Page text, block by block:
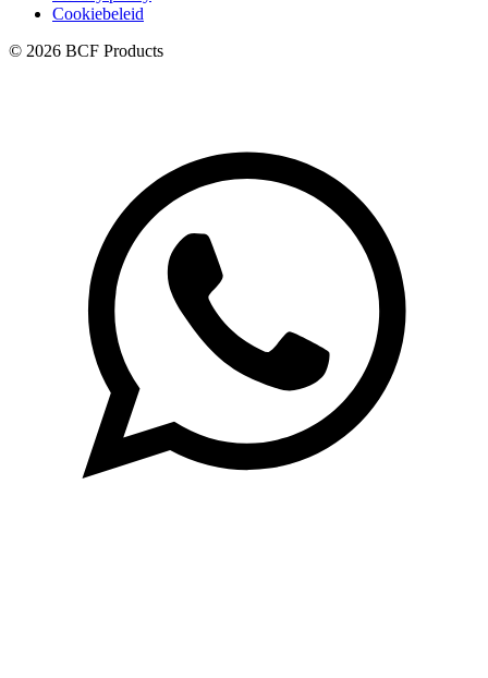
Cookiebeleid
© 2026 BCF Products